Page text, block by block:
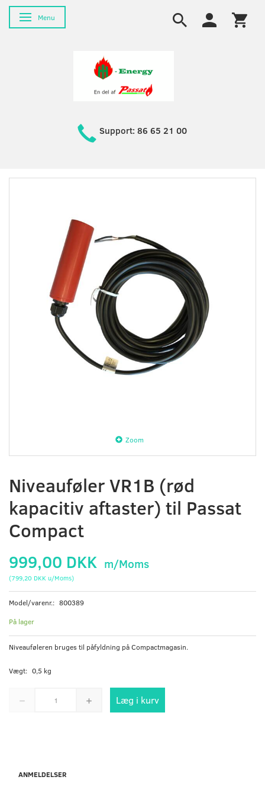
Skifte navigation
Menu
Support: 86 65 21 00
Zoom
Niveauføler VR1B (rød
kapacitiv aftaster) til Passat
Compact
999,00 DKK m/Moms
(799,20 DKK u/Moms)
Model/varenr.: 800389
På lager
Niveauføleren bruges til påfyldning på Compactmagasin.
Vægt: 0,5 kg
Læg i kurv
ANMELDELSER